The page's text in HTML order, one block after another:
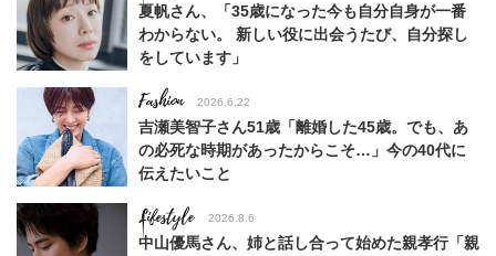
夏帆さん、「35歳になった今も自分自身が一番
わからない。 新しい役に出会うたび、自分探し
をしています」
Fashion 2026.6.22
吉瀬美智子さん51歳「離婚した45歳。でも、あ
の必死な時期があったからこそ…」今の40代に
伝えたいこと
Lifestyle 2026.8.6
中山優馬さん、姉と話し合って始めた親孝行「親